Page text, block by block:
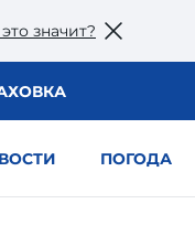
значит?
ПОГОДА